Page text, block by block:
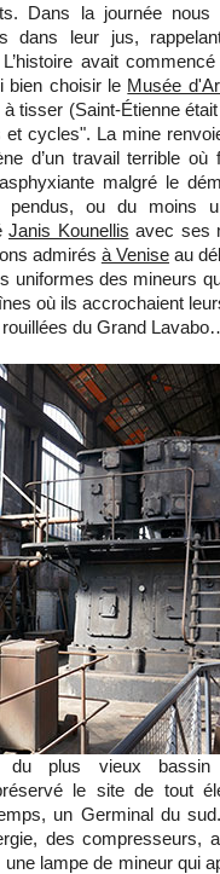
Dans la journée nous
dans leur jus,
avait
bien choisir le Musée
tisser (Saint-Étienne
cycles". La mine
d’un travail terrible où
malgré le
pendus, ou du moins
Janis Kounellis avec ses
admirés à Venise au
uniformes des mineurs
où ils accrochaient
du Grand
du plus vieux bassin
le site de tout
un Germinal du
des compresseurs,
lampe de mineur qui